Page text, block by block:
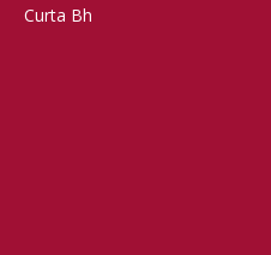
Curta Bh